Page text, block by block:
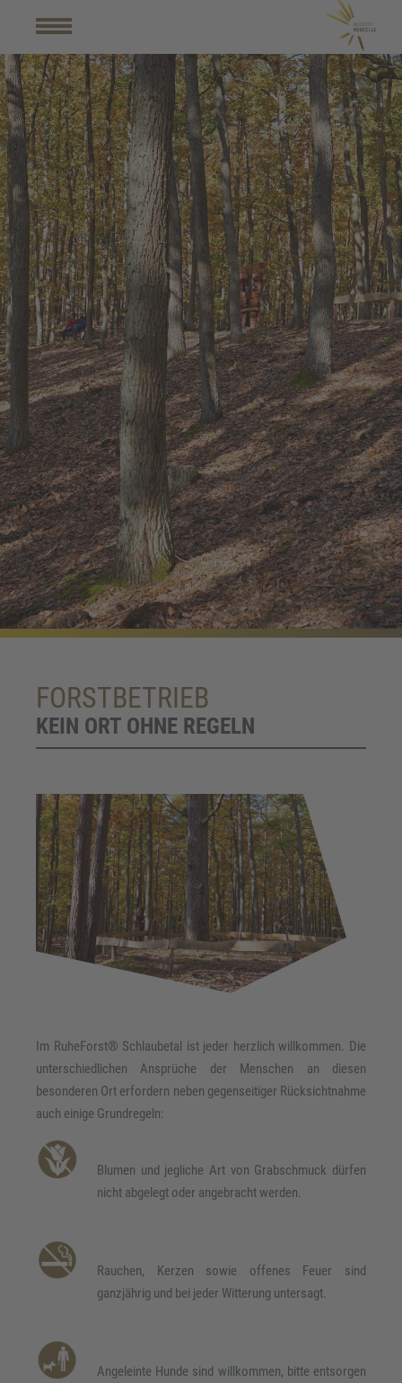
FORSTBETRIEB
KEIN ORT OHNE REGELN
Im RuheForst® Schlaubetal ist jeder herzlich willkommen. Die
unterschiedlichen Ansprüche der Menschen an diesen
besonderen Ort erfordern neben gegenseitiger Rücksichtnahme
auch einige Grundregeln:
Blumen und jegliche Art von Grabschmuck dürfen
nicht abgelegt oder angebracht werden.
Rauchen, Kerzen sowie offenes Feuer sind
ganzjährig und bei jeder Witterung untersagt.
Angeleinte Hunde sind willkommen, bitte entsorgen